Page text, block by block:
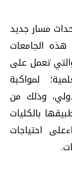
مسار جديد
الجامعات
تعمل على
لمواكبة
وذلك من
بالكليات
احتياجات